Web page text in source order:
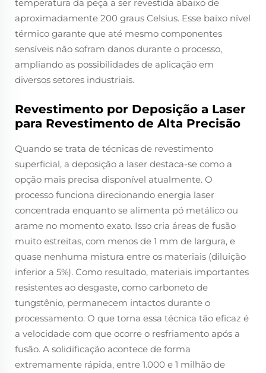
temperatura da peça a ser revestida abaixo de
aproximadamente 200 graus Celsius. Esse baixo nível
térmico garante que até mesmo componentes
sensíveis não sofram danos durante o processo,
ampliando as possibilidades de aplicação em
diversos setores industriais.
Revestimento por Deposição a Laser
para Revestimento de Alta Precisão
Quando se trata de técnicas de revestimento
superficial, a deposição a laser destaca-se como a
opção mais precisa disponível atualmente. O
processo funciona direcionando energia laser
concentrada enquanto se alimenta pó metálico ou
arame no momento exato. Isso cria áreas de fusão
muito estreitas, com menos de 1 mm de largura, e
quase nenhuma mistura entre os materiais (diluição
inferior a 5%). Como resultado, materiais importantes
resistentes ao desgaste, como carboneto de
tungstênio, permanecem intactos durante o
processamento. O que torna essa técnica tão eficaz é
a velocidade com que ocorre o resfriamento após a
fusão. A solidificação acontece de forma
extremamente rápida, entre 1.000 e 1 milhão de